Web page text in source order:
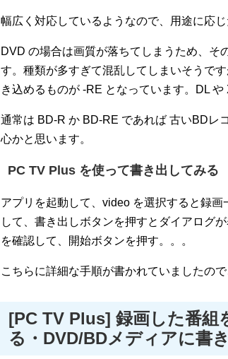
幅広く対応しているようなので、用途に応じ
DVD の場合は画質が落ちてしまうため、そ
す。種類が多すぎて混乱してしまいそうで
き込めるものが -RE となっています。DL や
通常は BD-R か BD-RE であれば 古いBDレ
心かと思います。
PC TV Plus を使って書き出してみる
アプリを起動して、video を選択すると録
して、書き出しボタンを押すとダイアログ
を確認して、開始ボタンを押す。。。
こちらに詳細な手順が書かれていましたので
[PC TV Plus] 録画した番組
る・DVD/BDメディアに書